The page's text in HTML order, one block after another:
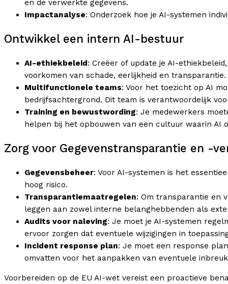
en de verwerkte gegevens.
Impactanalyse: Onderzoek hoe je AI-systemen
Ontwikkel een intern AI-bestuur
AI-ethiekbeleid: Creëer of update je AI-
voorkomen van schade, eerlijkheid en transparantie.
Multifunctionele teams: Voor het toezicht op AI
bedrijfsachtergrond. Dit team is verantwoordelijk
Training en bewustwording: Je medewerkers
helpen bij het opbouwen van een cultuur waarin AI
Zorg voor Gegevenstransparantie en -
Gegevensbeheer: Voor AI-systemen is het
hoog risico.
Transparantiemaatregelen: Om transparantie en
leggen aan zowel interne belanghebbenden als
Audits voor naleving: Je moet je AI-systemen
ervoor zorgen dat eventuele wijzigingen in
Incident response plan: Je moet een response
omvatten voor het aanpakken van eventuele
Voorbereiden op de EU AI-wet vereist een proactieve